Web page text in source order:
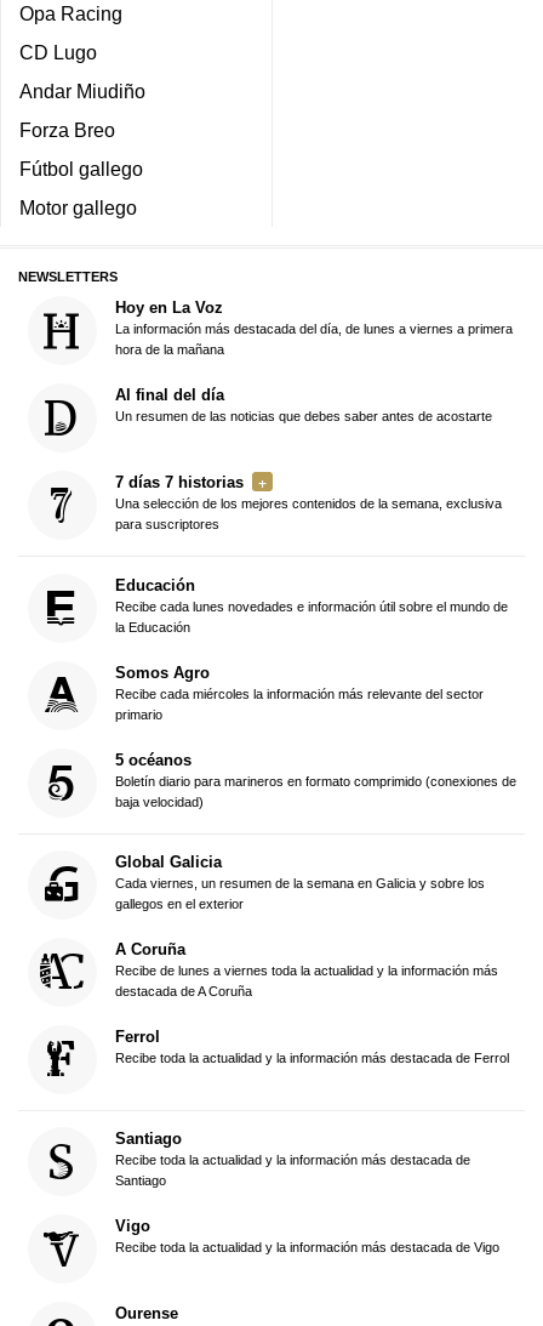
Opa Racing
CD Lugo
Andar Miudiño
Forza Breo
Fútbol gallego
Motor gallego
NEWSLETTERS
Hoy en La Voz
La información más destacada del día, de lunes a viernes a primera
hora de la mañana
Al final del día
Un resumen de las noticias que debes saber antes de acostarte
7 días 7 historias
Una selección de los mejores contenidos de la semana, exclusiva
para suscriptores
Educación
Recibe cada lunes novedades e información útil sobre el mundo de
la Educación
Somos Agro
Recibe cada miércoles la información más relevante del sector
primario
5 océanos
Boletín diario para marineros en formato comprimido (conexiones de
baja velocidad)
Global Galicia
Cada viernes, un resumen de la semana en Galicia y sobre los
gallegos en el exterior
A Coruña
Recibe de lunes a viernes toda la actualidad y la información más
destacada de A Coruña
Ferrol
Recibe toda la actualidad y la información más destacada de Ferrol
Santiago
Recibe toda la actualidad y la información más destacada de
Santiago
Vigo
Recibe toda la actualidad y la información más destacada de Vigo
Ourense